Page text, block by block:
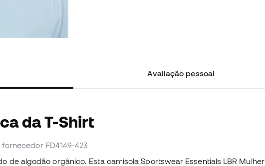
Avaliação pessoal
da T-Shirt
fornecedor FD4149-423
de algodão orgânico. Esta camisola Sportswear Essentials LBR Mulher